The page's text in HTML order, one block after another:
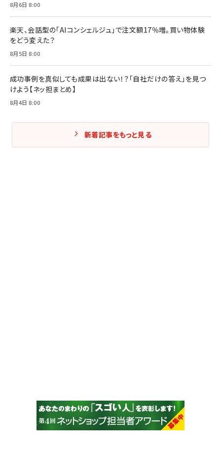
8月6日 8:00
楽天、会話型の「AIコンシェルジュ」で注文額17％増。買い物体験
をどう変えた？
8月5日 8:00
成功事例を真似しても成果は出ない！？「自社だけの答え」を見つ
けよう【ネッ担まとめ】
8月4日 8:00
新着記事をもっと見る